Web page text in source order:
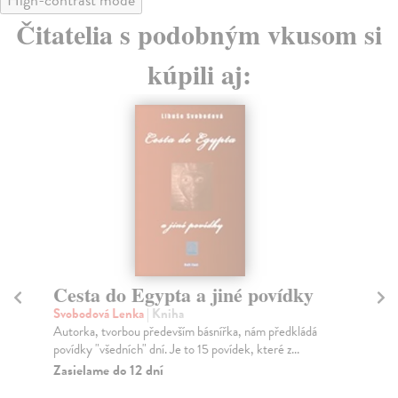
Čitatelia s podobným vkusom si
kúpili aj:
Vietnam vzdálený i blízký
Svobodová Andrea| Kniha
Kniha je založena na narativní analýze životních biografií
potomků Vietnamců žijících v Česku. Ukazu...
Zasielame do 12 dní